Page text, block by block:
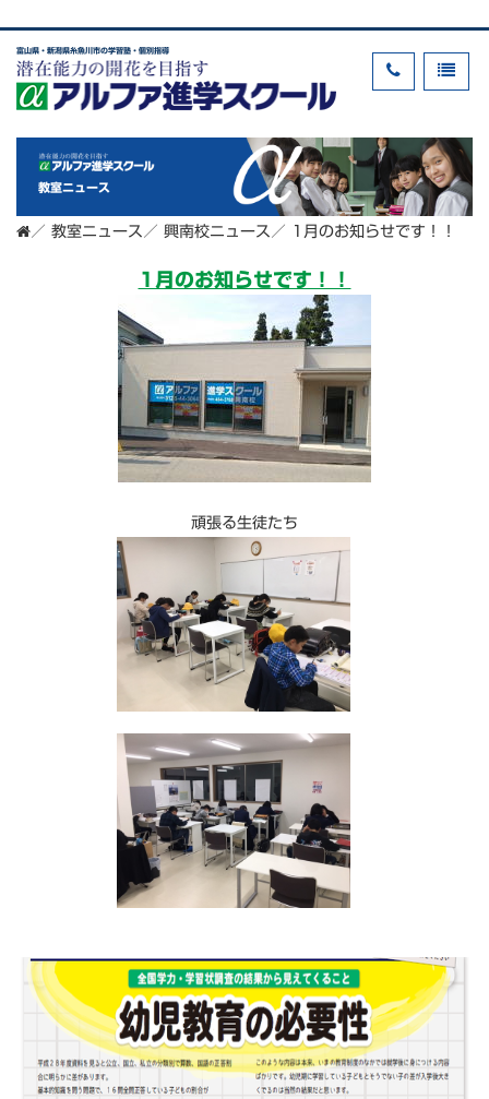
富山県・新潟県糸魚川市の学習塾・個別指導
教室ニュース
／ 教室ニュース ／ 興南校ニュース ／ 1月のお知らせです！！
1月のお知らせです！！
頑張る生徒たち